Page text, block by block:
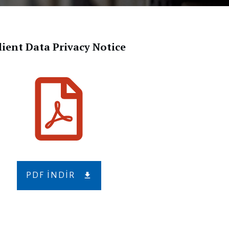
Data Privacy Notice
PDF INDIR